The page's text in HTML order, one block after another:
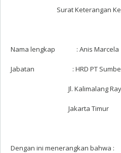
Surat Keterangan
Nama lengkap : Anis Marcela
Jabatan : HRD PT Sumber
Jl. Kalimalang Raya
Jakarta Timur
Dengan ini menerangkan bahwa :